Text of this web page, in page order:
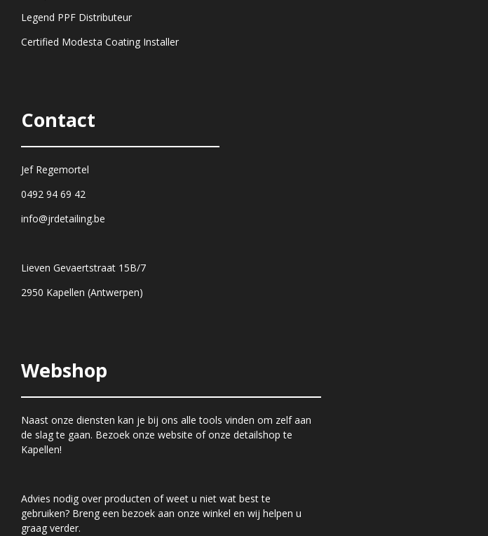
Legend PPF Distributeur
Certified Modesta Coating Installer
Contact
Jef Regemortel
0492 94 69 42
info@jrdetailing.be
Lieven Gevaertstraat 15B/7
2950 Kapellen (Antwerpen)
Webshop
Naast onze diensten kan je bij ons alle tools vinden om zelf aan
de slag te gaan. Bezoek onze website of onze detailshop te
Kapellen!
Advies nodig over producten of weet u niet wat best te
gebruiken? Breng een bezoek aan onze winkel en wij helpen u
graag verder.